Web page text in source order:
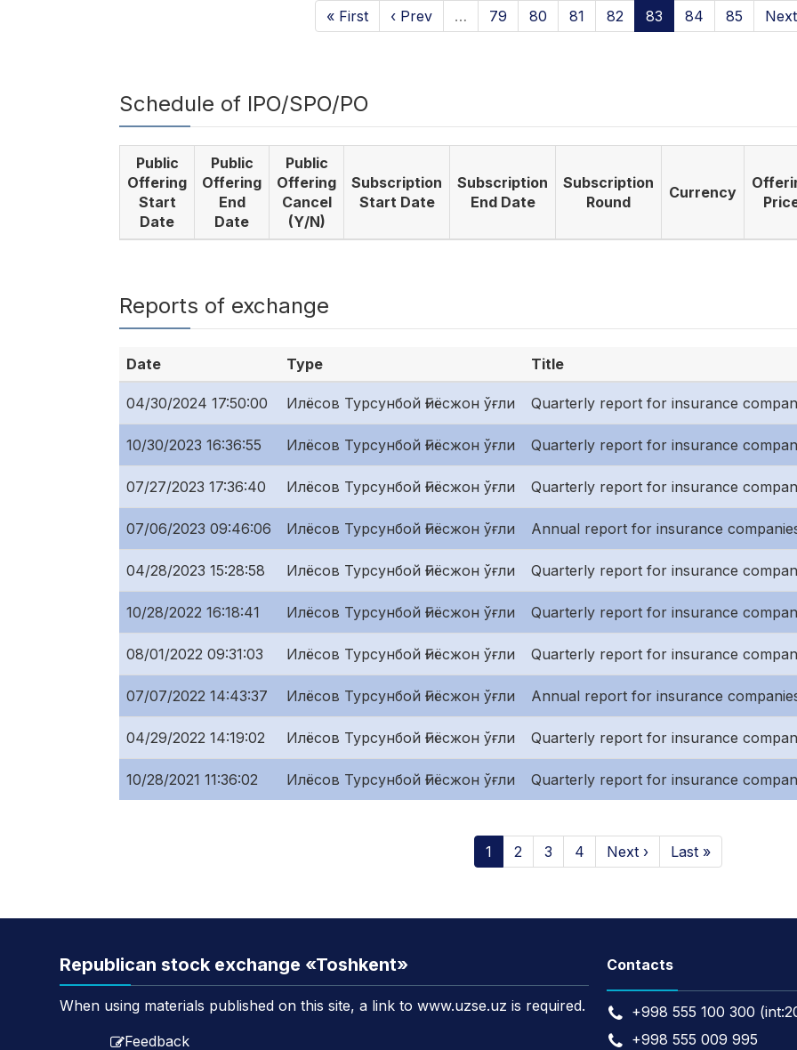
« First ‹ Prev … 79 80 81 82 83 84 85
Schedule of IPO/SPO/PO
Public
Offering
Start
Date
Public
Offering
End
Date
Public
Offering
Cancel
(Y/N)
Subscription
Start Date
Subscription
End Date
Subscription
Round
Currency
Reports of exchange
Date Type Title
04/30/2024 17:50:00 Илёсов Турсунбой Ғиёсжон ўғли Quarterly report for insurance
10/30/2023 16:36:55 Илёсов Турсунбой Ғиёсжон ўғли Quarterly report for insurance
07/27/2023 17:36:40 Илёсов Турсунбой Ғиёсжон ўғли Quarterly report for insurance
07/06/2023 09:46:06 Илёсов Турсунбой Ғиёсжон ўғли Annual report for insurance
04/28/2023 15:28:58 Илёсов Турсунбой Ғиёсжон ўғли Quarterly report for insurance
10/28/2022 16:18:41 Илёсов Турсунбой Ғиёсжон ўғли Quarterly report for insurance
08/01/2022 09:31:03 Илёсов Турсунбой Ғиёсжон ўғли Quarterly report for insurance
07/07/2022 14:43:37 Илёсов Турсунбой Ғиёсжон ўғли Annual report for insurance
04/29/2022 14:19:02 Илёсов Турсунбой Ғиёсжон ўғли Quarterly report for insurance
10/28/2021 11:36:02 Илёсов Турсунбой Ғиёсжон ўғли Quarterly report for insurance
1 2 3 4 Next › Last »
Republican stock exchange «Toshkent»
When using materials published on this site, a link to www.uzse.uz is required.
Feedback
Contacts
+998 555 100 300
+998 555 009 995